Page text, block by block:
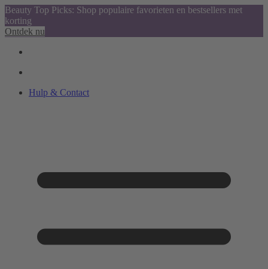
Beauty Top Picks: Shop populaire favorieten en bestsellers met
korting
Ontdek nu
Hulp & Contact